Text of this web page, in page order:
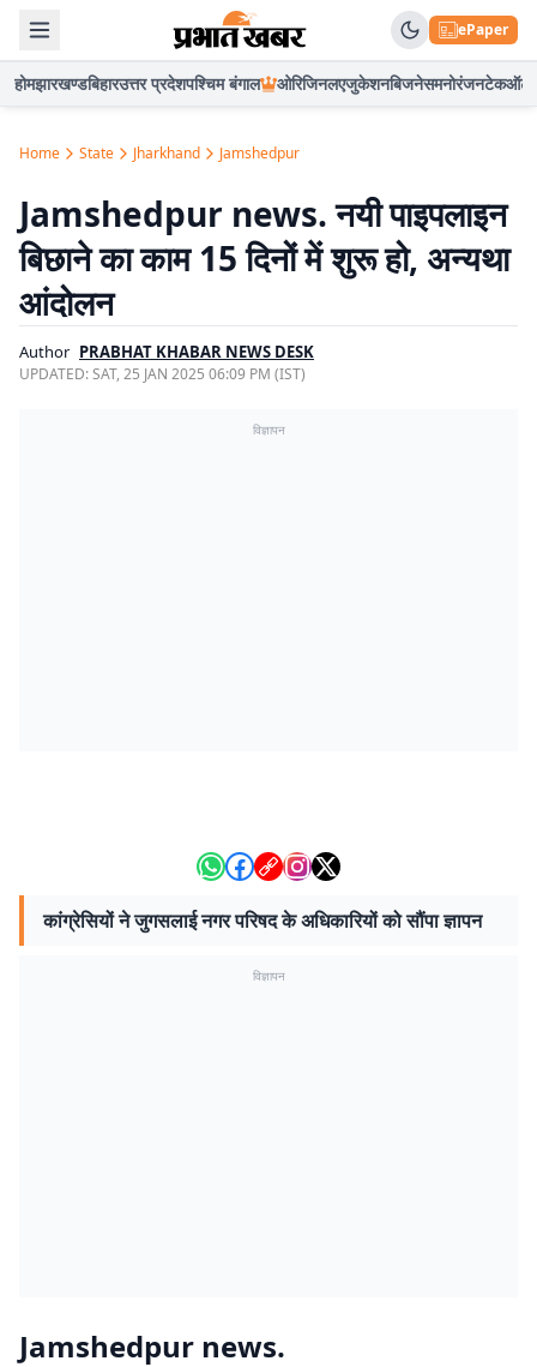
ePaper
होमझारखण्डबिहारउत्तर प्रदेशपश्चिम बंगाल ओरिजिनलएजुकेशनबिजनेसमनोरंजनटेकऑटो
Home State Jharkhand Jamshedpur
Jamshedpur news. नयी पाइपलाइन
बिछाने का काम 15 दिनों में शुरू हो, अन्यथा
आंदोलन
Author PRABHAT KHABAR NEWS DESK
UPDATED:SAT, 25 JAN 2025 06:09 PM (IST)
विज्ञापन
कांग्रेसियों ने जुगसलाई नगर परिषद के अधिकारियों को सौंपा ज्ञापन
विज्ञापन
Jamshedpur news.